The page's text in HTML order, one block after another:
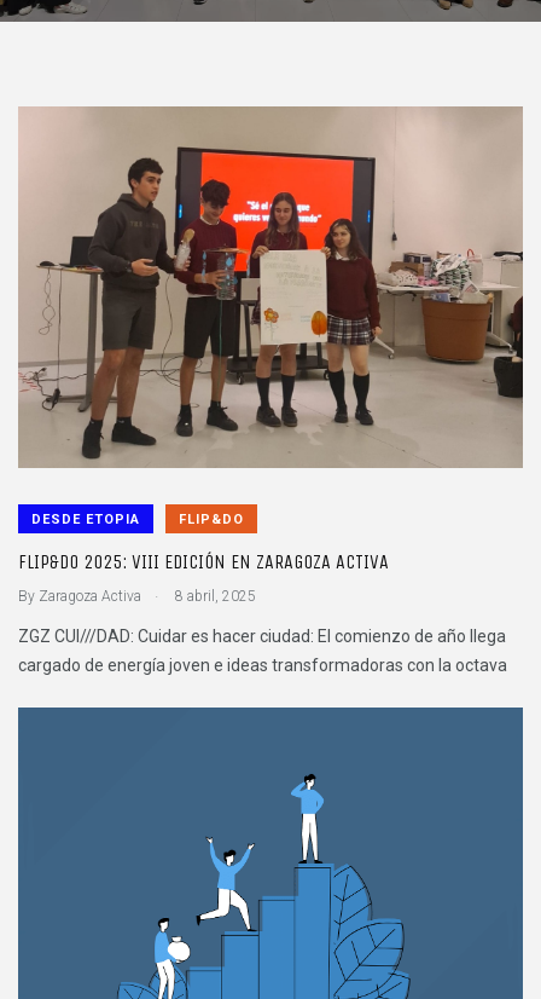
DESDE ETOPIA FLIP&DO
FLIP&DO 2025: VIII EDICIÓN EN ZARAGOZA ACTIVA
By Zaragoza Activa . 8 abril, 2025
ZGZ CUI///DAD: Cuidar es hacer ciudad: El comienzo de año llega
cargado de energía joven e ideas transformadoras con la octava